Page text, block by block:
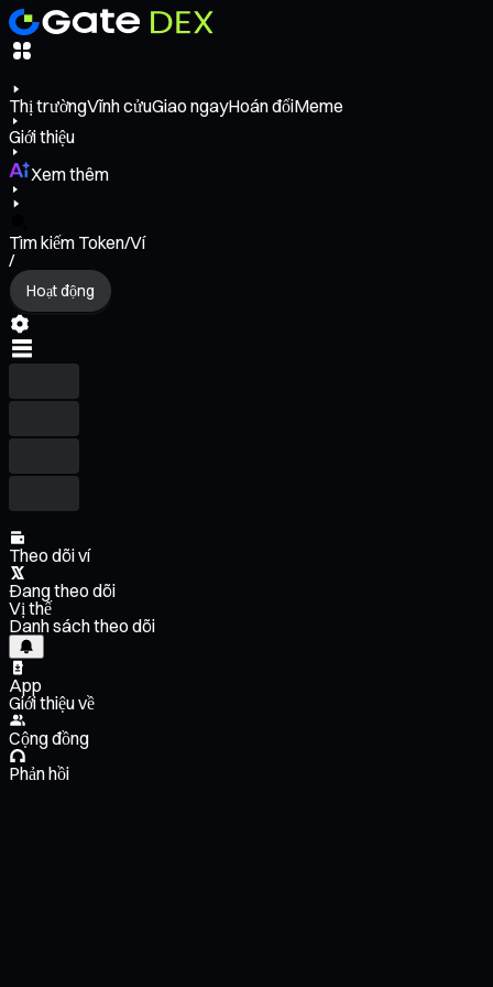
Thị trườngVĩnh cửuGiao ngayHoán đổiMeme
Giới thiệu
Xem thêm
Tìm kiếm Token/Ví
/
Hoạt động
Theo dõi ví
Đang theo dõi
Vị thế
Danh sách theo dõi
App
Giới thiệu về
Cộng đồng
Phản hồi